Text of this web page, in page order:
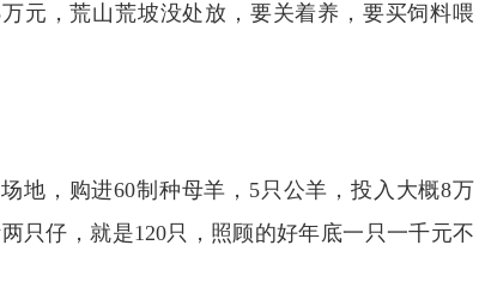
元，荒山荒坡没处放，要关着养，要买饲料喂
地，购进60制种母羊，5只公羊，投入大概8万
只仔，就是120只，照顾的好年底一只一千元不